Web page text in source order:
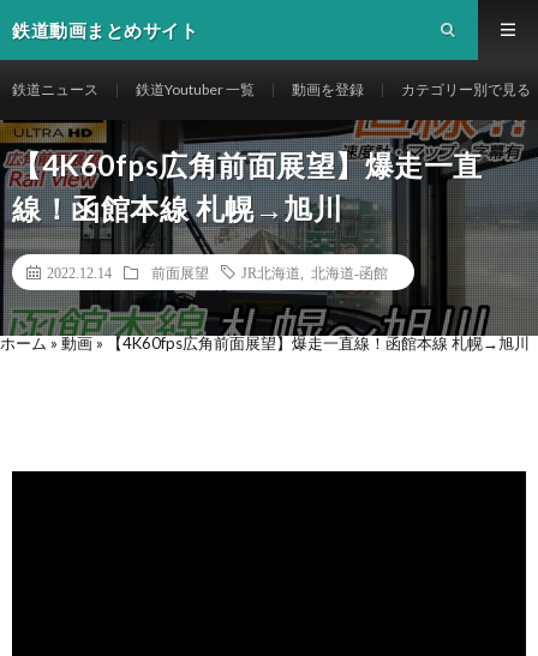
鉄道動画まとめサイト
鉄道ニュース 鉄道Youtuber 一覧 動画を登録 カテゴリー別で見る
【4K60fps広角前面展望】爆走一直
線！函館本線 札幌→旭川
2022.12.14 前面展望 JR北海道 北海道-函館
ホーム » 動画 » 【4K60fps広角前面展望】爆走一直線！函館本線 札幌→旭川